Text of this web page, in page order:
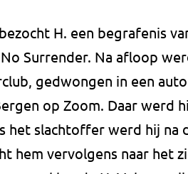
H. een begrafenis
Surrender. Na afloop
gedwongen in een
op Zoom. Daar werd
het slachtoffer werd hij na
hem vervolgens naar het